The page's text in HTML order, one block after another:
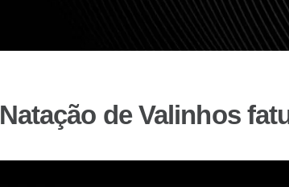
Natação de Valinhos